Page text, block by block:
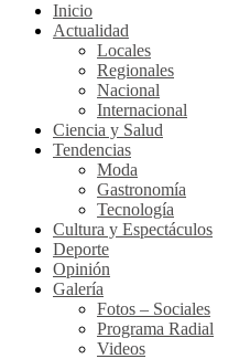
Inicio
Actualidad
Locales
Regionales
Nacional
Internacional
Ciencia y Salud
Tendencias
Moda
Gastronomía
Tecnología
Cultura y Espectáculos
Deporte
Opinión
Galería
Fotos – Sociales
Programa Radial
Videos